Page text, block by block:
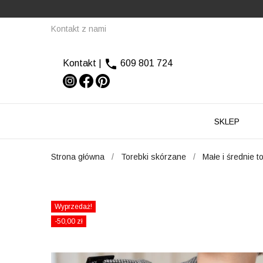
Kontakt z nami
Kontakt  609 801 724
SKLEP
Strona główna Torebki skórzane Małe i średnie
Wyprzedaż!
-50,00 zł